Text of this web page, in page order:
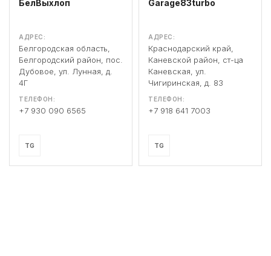
БелВыхлоп
АДРЕС:
Белгородская область,
Белгородский район, пос.
Дубовое, ул. Лунная, д.
4Г
ТЕЛЕФОН:
+7 930 090 6565
TG
Garage83turbo
АДРЕС:
Краснодарский край,
Каневской район, ст-ца
Каневская, ул.
Чигиринская, д. 83
ТЕЛЕФОН:
+7 918 641 7003
TG